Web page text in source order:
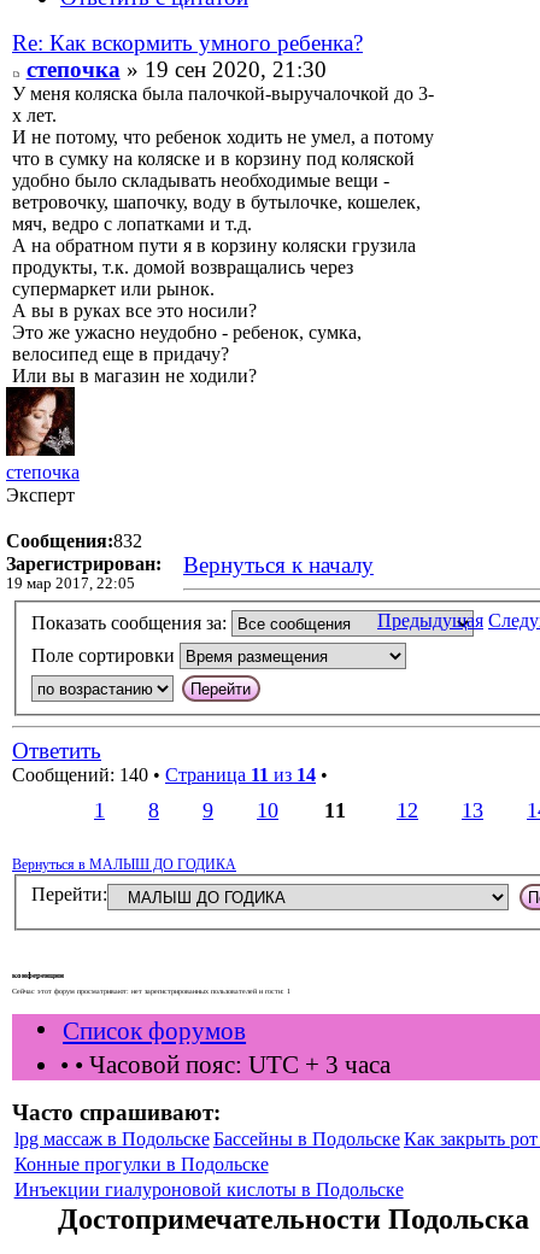
Re: Как вскормить умного ребенка?
степочка » 19 сен 2020, 21:30
У меня коляска была палочкой-выручалочкой до 3-
х лет.
И не потому, что ребенок ходить не умел, а потому
что в сумку на коляске и в корзину под коляской
удобно было складывать необходимые вещи -
ветровочку, шапочку, воду в бутылочке, кошелек,
мяч, ведро с лопатками и т.д.
А на обратном пути я в корзину коляски грузила
продукты, т.к. домой возвращались через
супермаркет или рынок.
А вы в руках все это носили?
Это же ужасно неудобно - ребенок, сумка,
велосипед еще в придачу?
Или вы в магазин не ходили?
степочка
Эксперт
Сообщения:832
Зарегистрирован:
19 мар 2017, 22:05
Вернуться к началу
Предыдущая
Показать сообщения за:
Поле сортировки
Ответить
Сообщений: 140 • Страница 11 из 14 •
1 8 9 10 11 12 13
Вернуться в МАЛЫШ ДО ГОДИКА
Перейти:
конференции
Сейчас этот форум просматривают: нет зарегистрированных пользователей и гости: 1
Список форумов
• • Часовой пояс: UTC + 3 часа
Часто спрашивают:
lpg массаж в Подольске Бассейны в ПодольскеКак закрыть
Конные прогулки в Подольске
Инъекции гиалуроновой кислоты в Подольске
Достопримечательности Подольска